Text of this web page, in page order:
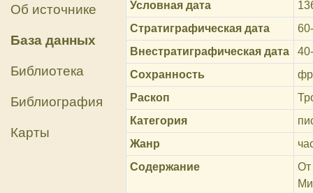
Об источнике
База данных
Библиотека
Библиография
Карты
Условная дата
Стратиграфическая дата
Внестратиграфическая дата
Сохранность
Раскоп
Категория
Жанр
Содержание
От